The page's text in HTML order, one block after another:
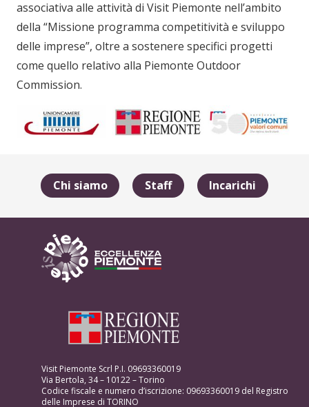
associativa alle attività di Visit Piemonte nell’ambito
della “Missione programma competitività e sviluppo
delle imprese”, oltre a sostenere specifici progetti
come quello relativo alla Piemonte Outdoor
Commission.
Chi siamo Staff Incarichi
Visit Piemonte Scrl P.I. 09693360019
Via Bertola, 34 – 10122 – Torino
Codice fiscale e numero d’iscrizione: 09693360019 del Registro
delle Imprese di TORINO